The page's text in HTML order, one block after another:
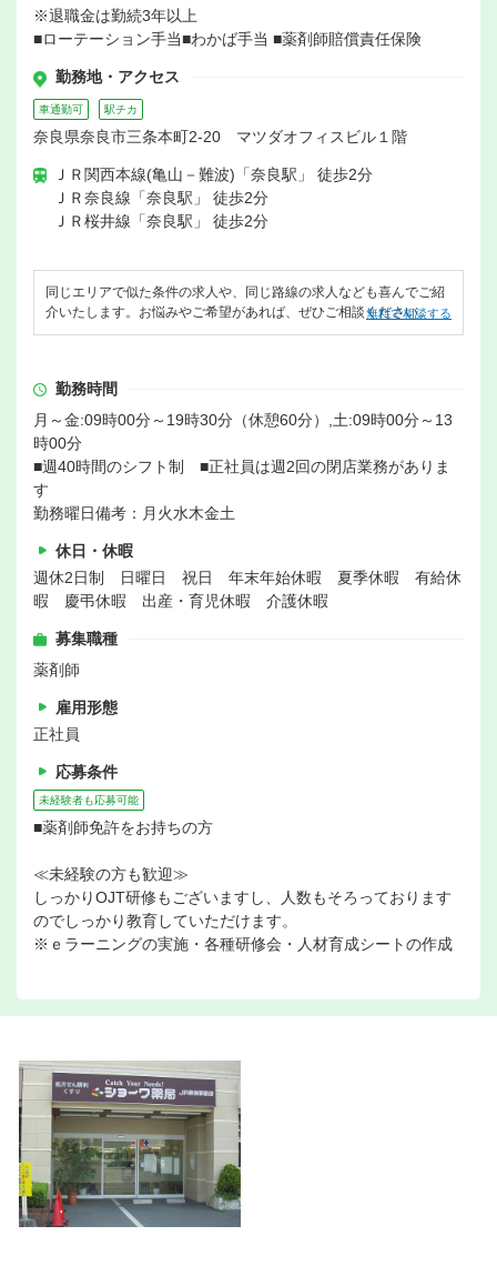
※退職金は勤続3年以上
■ローテーション手当■わかば手当 ■薬剤師賠償責任保険
勤務地・アクセス
車通勤可 駅チカ
奈良県奈良市三条本町2-20 マツダオフィスビル１階
ＪＲ関西本線(亀山－難波)「奈良駅」 徒歩2分
ＪＲ奈良線「奈良駅」 徒歩2分
ＪＲ桜井線「奈良駅」 徒歩2分
同じエリアで似た条件の求人や、同じ路線の求人なども喜んでご紹
介いたします。お悩みやご希望があれば、ぜひご相談ください。
無料で相談する
勤務時間
月～金:09時00分～19時30分（休憩60分）,土:09時00分～13
時00分
■週40時間のシフト制 ■正社員は週2回の閉店業務がありま
す
勤務曜日備考：月火水木金土
休日・休暇
週休2日制 日曜日 祝日 年末年始休暇 夏季休暇 有給休
暇 慶弔休暇 出産・育児休暇 介護休暇
募集職種
薬剤師
雇用形態
正社員
応募条件
未経験者も応募可能
■薬剤師免許をお持ちの方
≪未経験の方も歓迎≫
しっかりOJT研修もございますし、人数もそろっております
のでしっかり教育していただけます。
※ｅラーニングの実施・各種研修会・人材育成シートの作成